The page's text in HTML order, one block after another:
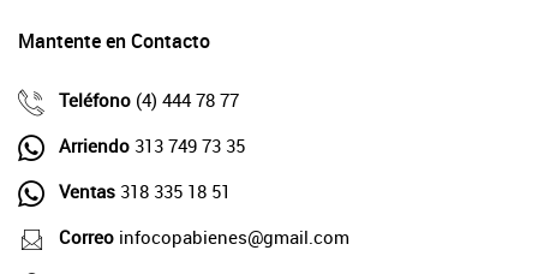
Mantente en Contacto
Teléfono (4) 444 78 77
Arriendo 313 749 73 35
Ventas 318 335 18 51
Correo infocopabienes@gmail.com